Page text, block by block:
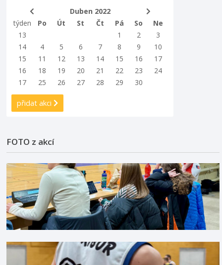
Duben 2022
týden
Po Út St Čt Pá So
Ne
13
1 2
3
14
4 5 6 7 8 9
10
15
11 12 13 14 15 16
17
16
18 19 20 21 22 23
24
17
25 26 27 28 29 30
přidat akci
FOTO z akcí